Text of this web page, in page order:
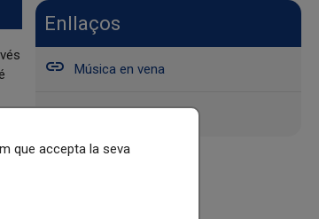
que accepta la seva
Enllaços
insert_link Música en vena
insert_link